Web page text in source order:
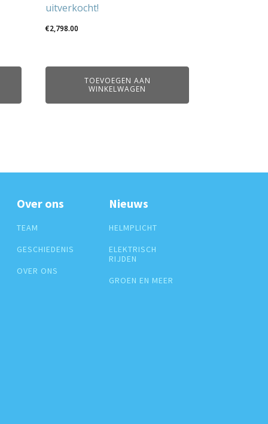
uitverkocht!
€2,798.00
TOEVOEGEN AAN
WINKELWAGEN
Over ons
TEAM
GESCHIEDENIS
OVER ONS
Nieuws
HELMPLICHT
ELEKTRISCH
RIJDEN
GROEN EN MEER